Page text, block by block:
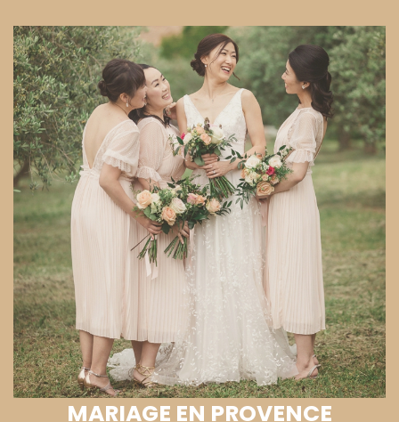
MARIAGE EN PROVENCE